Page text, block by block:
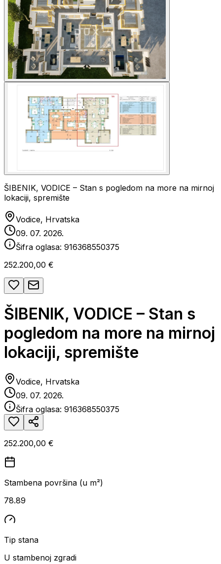
ŠIBENIK, VODICE – Stan s pogledom na more na mirnoj
lokaciji, spremište
Vodice, Hrvatska
09. 07. 2026.
Šifra oglasa: 916368550375
252.200,00 €
ŠIBENIK, VODICE – Stan s
pogledom na more na mirnoj
lokaciji, spremište
Vodice, Hrvatska
09. 07. 2026.
Šifra oglasa: 916368550375
252.200,00 €
Stambena površina (u m²)
78.89
Tip stana
U stambenoj zgradi